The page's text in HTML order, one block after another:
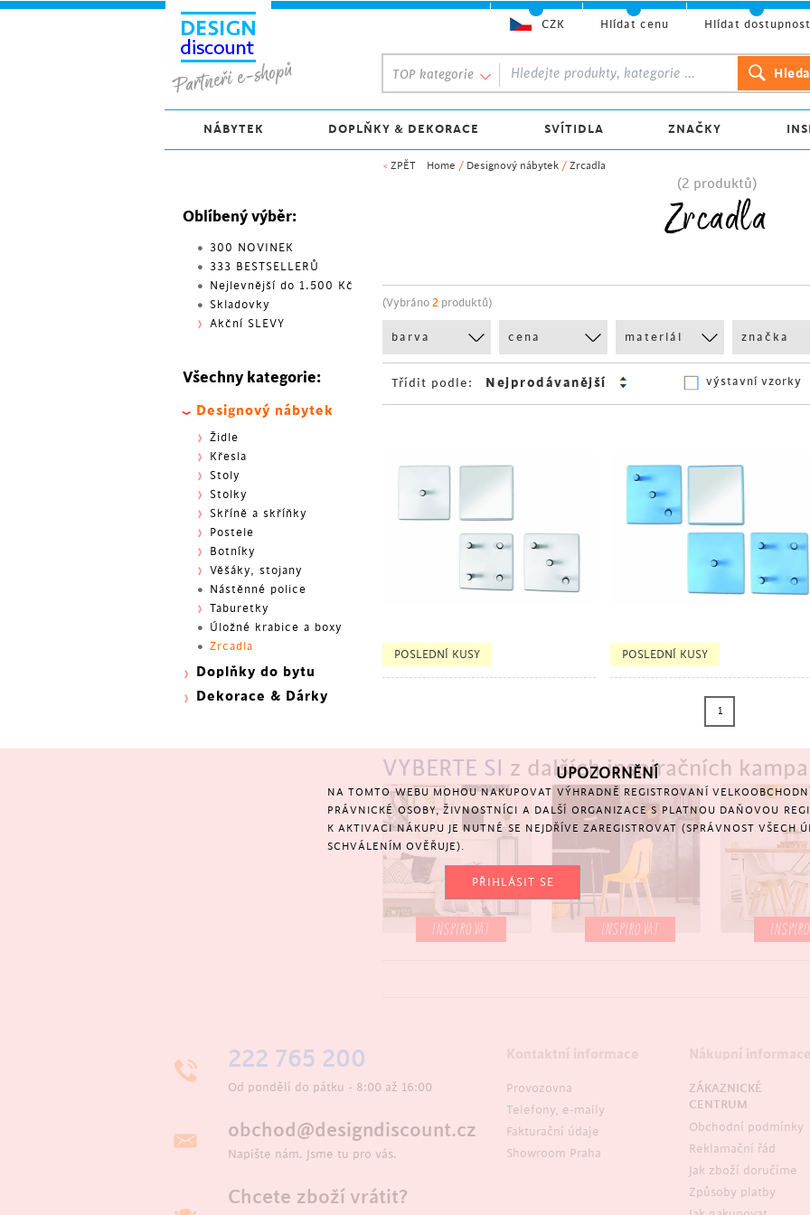
< ZPĚT Home / Designový nábytek / Zrcadla
(2 produktů)
Zrcadla
(Vybráno 2 produktů)
barva cena materiál značka
Třídit podle: výstavní vzorky
POSLEDNÍ KUSY
BESTSELLER POSLEDNÍ KUSY
BESTSELLER
1
VYBERTE SI z dalších inspiračních
INSPIROVAT INSPIROVAT
Oblíbený výběr:
300 NOVINEK
333 BESTSELLERŮ
Nejlevnější do 1.500 Kč
Skladovky
Akční SLEVY
Všechny kategorie:
Designový nábytek
Židle
Křesla
Stoly
Stolky
Skříně a skříňky
Postele
Botníky
Věšáky, stojany
Nástěnné police
Taburetky
Úložné krabice a boxy
Zrcadla
Doplňky do bytu
Dekorace & Dárky
TOP kategorie
NÁBYTEK DOPLŇKY & DEKORACE SVÍTIDLA ZNAČKY
CZK Hlídat cenu Hlídat dostupnost
222 765 200
Od pondělí do pátku - 8:00 až 16:00
obchod@designdiscount.cz
Napište nám. Jsme tu pro vás.
Chcete zboží vrátit?
Provozovna
Telefony, e-maily
Fakturační údaje
Showroom Praha
ZÁKAZNICKÉ
CENTRUM
Obchodní podmínky
Reklamační řád
Jak zboží doručíme
Způsoby platby
UPOZORNĚNÍ
NA TOMTO WEBU MOHOU NAKUPOVAT VÝHRADNĚ REGISTROVANÍ
PRÁVNICKÉ OSOBY, ŽIVNOSTNÍCI A DALŠÍ ORGANIZACE S PLATNOU DAŇOVOU
K AKTIVACI NÁKUPU JE NUTNÉ SE NEJDŘÍVE ZAREGISTROVAT (SPRÁVNOST VŠECH
SCHVÁLENÍM OVĚŘUJE).
PŘIHLÁSIT SE